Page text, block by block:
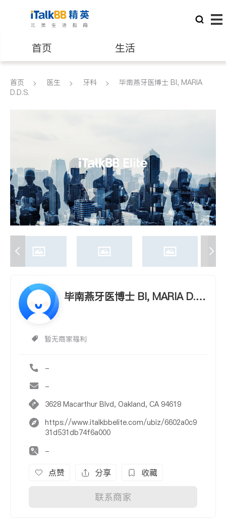
首页 生活
医生 律师
养老 非盈利组织
首页 医生 牙科
毕南燕牙医博士 BI, MARIA
D.D.S.
毕南燕牙医博士 BI, MARIA D.D.
暂无商家福利
-
-
3628 Macarthur Blvd, Oakland, CA 94619
https://www.italkbbelite.com/ubiz/6602a0c9
31d531db74f6a000
-
点赞 分享 收藏
联系商家